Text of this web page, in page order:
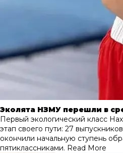
Эколята НЗМУ перешли в
Первый экологический класс
этап своего пути: 27
окончили начальную ступень
пятиклассниками. Read More